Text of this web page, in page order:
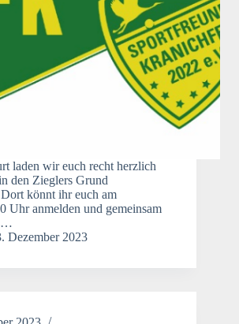
laden wir euch recht herzlich
den Zieglers Grund
könnt ihr euch am
Uhr anmelden und gemeinsam
Dezember 2023